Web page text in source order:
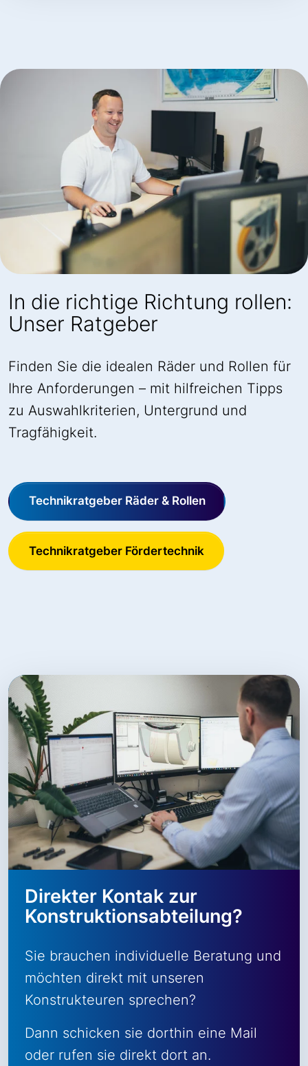
In die richtige Richtung rollen:
Unser Ratgeber
Finden Sie die idealen Räder und Rollen für
Ihre Anforderungen – mit hilfreichen Tipps
zu Auswahlkriterien, Untergrund und
Tragfähigkeit.
Technikratgeber Räder & Rollen
Technikratgeber Fördertechnik
Direkter Kontak zur
Konstruktionsabteilung?
Sie brauchen individuelle Beratung und
möchten direkt mit unseren
Konstrukteuren sprechen?
Dann schicken sie dorthin eine Mail
oder rufen sie direkt dort an.